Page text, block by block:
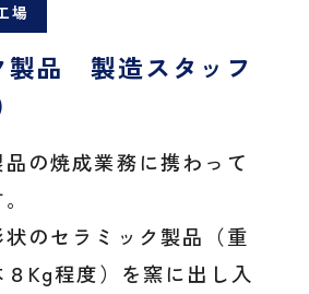
場
製品 製造スタッフ
の焼成業務に携わって
のセラミック製品（重
Kg程度）を窯に出し入